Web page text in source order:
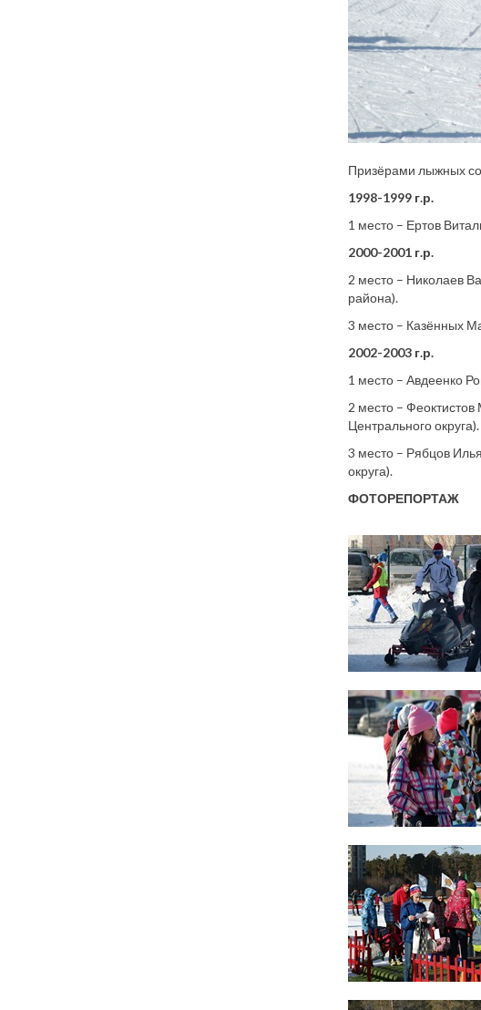
Призёрами лыжных
1998-1999 г.р.
1 место – Ертов
2000-2001 г.р.
2 место – Николаев
района).
3 место – Казённых
2002-2003 г.р.
1 место – Авдеенко
2 место –
Центрального округа).
3 место – Рябцов
округа).
ФОТОРЕПОРТАЖ